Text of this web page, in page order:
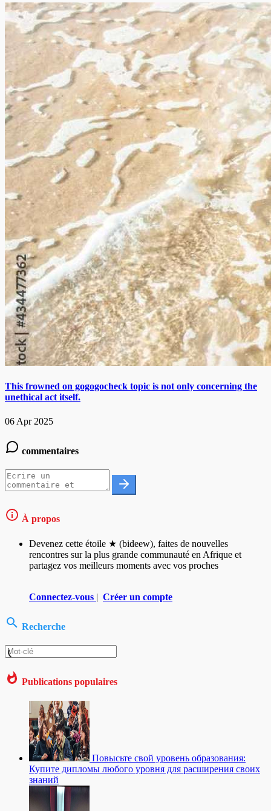
This frowned on gogogocheck topic is not only concerning the
unethical act itself.
06 Apr 2025
commentaires
À propos
Devenez cette étoile ★ (bideew), faites de nouvelles
rencontres sur la plus grande communauté en Afrique et
partagez vos meilleurs moments avec vos proches
Connectez-vous | Créer un compte
Recherche
Publications populaires
Повысьте свой уровень образования:
Купите дипломы любого уровня для расширения своих
знаний